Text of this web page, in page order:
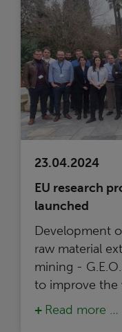
23.04.2024
EU research
launched
Development
raw material
mining -
to improve the
Read more …